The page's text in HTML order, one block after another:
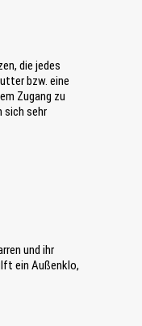
die jedes
bzw. eine
Zugang zu
sich sehr
und ihr
ein Außenklo,